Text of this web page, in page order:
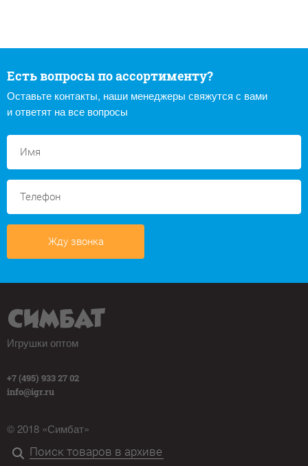
Есть вопросы по ассортименту?
Оставьте контакты, наши менеджеры свяжутся с вами
и ответят на все вопросы
Жду звонка
Игрушки оптом
+7 (495) 933 27 02
info@igr.ru
© 2018 «Симбат»